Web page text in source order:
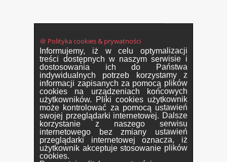
🍪 Polityka cookies & prywatności
Informujemy, iż w celu optymalizacji
treści dostępnych w naszym serwisie i
dostosowania ich do Państwa
indywidualnych potrzeb korzystamy z
informacji zapisanych za pomocą plików
cookies na urządzeniach końcowych
użytkowników. Pliki cookies użytkownik
może kontrolować za pomocą ustawień
swojej przeglądarki internetowej. Dalsze
korzystanie z naszego serwisu
internetowego bez zmiany ustawień
przeglądarki internetowej oznacza, iż
użytkownik akceptuje stosowanie plików
cookies.